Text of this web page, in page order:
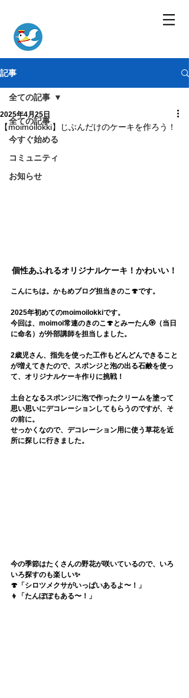
記事
全ての記事
今すぐ始める
コミュニティ
お知らせ
全ての記事
【moimoilokki】じぶんだけのケーキを作ろう！
2025年4月25日
個性あふれるオリジナルケーキ！かわいい！
こんにちは。かもめブログ担当きのこ🍄です。
2025年初めてのmoimoilokkiです。
今回は、moimoi常連のきのこ🍄とみーたん🏵️（当日
に命名）が外部講師を担当しました。
2歳児さん、指先を使った工作もどんどんできること
が増えてきたので、スポンジと泡の出る石鹸を使っ
て、オリジナルケーキ作りに挑戦！
土台となるスポンジに泡で作ったクリームを塗って
思い思いにデコレーションしてもらうのですが、そ
の前に。
せっかくなので、デコレーション用に使う草花を近
所に探しに行きました。
今の季節はたくさんの野花が咲いているので、いろ
いろ探すのも楽しい✨
🍄「シロツメクサがいっぱいあるよ〜！」
👦「たんぽぽもある〜！」